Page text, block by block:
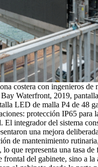
costera con ingenieros de
Waterfront, 2019,
LED de malla P4 de 48
protección IP65 para
El integrador del sistema
una mejora
de mantenimiento
lo que representa una tasa
frontal del gabinete, sino a